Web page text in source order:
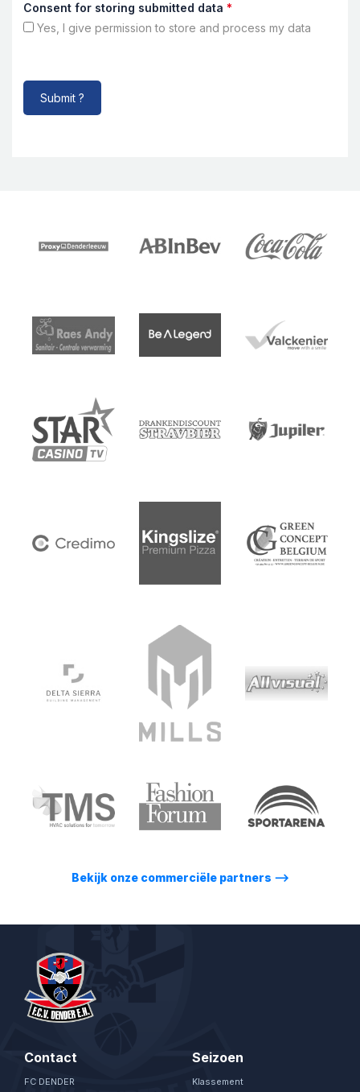
Consent for storing submitted data *
Yes, I give permission to store and process my data
Bekijk onze commerciële partners ⟶
Contact
FC DENDER
Seizoen
Klassement